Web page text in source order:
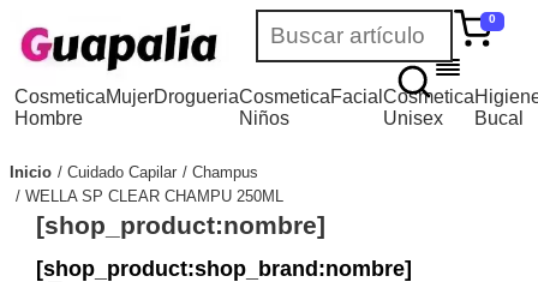
0
Cosmetica
Hombre
MujerDrogueriaCosmetica
Niños
FacialCosmetica
Unisex
Bucal
Inicio Cuidado Capilar
Champus
WELLA SP CLEAR CHAMPU 250ML
[shop_product:nombre]
[shop_product:shop_brand:nombre]